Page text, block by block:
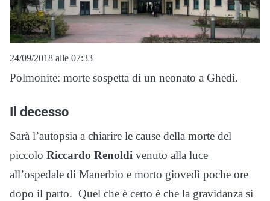
24/09/2018 alle 07:33
Polmonite: morte sospetta di un neonato a Ghedi.
Il decesso
Sarà l’autopsia a chiarire le cause della morte del
piccolo Riccardo Renoldi venuto alla luce
all’ospedale di Manerbio e morto giovedì poche ore
dopo il parto. Quel che è certo è che la gravidanza si